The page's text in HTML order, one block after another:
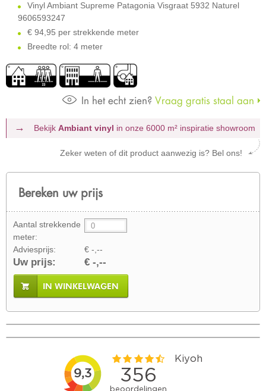
Vinyl Ambiant Supreme Patagonia Visgraat 5932 Naturel
9606593247
€ 94,95 per strekkende meter
Breedte rol: 4 meter
In het echt zien? Vraag gratis staal aan
Bekijk Ambiant vinyl in onze 6000 m² inspiratie showroom
Zeker weten of dit product aanwezig is? Bel ons!
Bereken uw prijs
Aantal strekkende
meter:
Adviesprijs:
€ -,--
Uw prijs: € -,--
IN WINKELWAGEN